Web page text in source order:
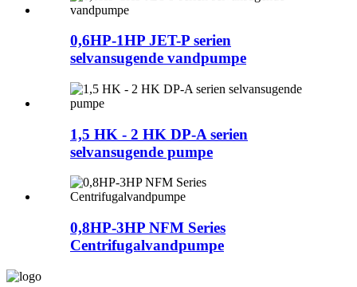
0,6HP-1HP JET-P serien
selvansugende vandpumpe
1,5 HK - 2 HK DP-A serien
selvansugende pumpe
0,8HP-3HP NFM Series
Centrifugalvandpumpe